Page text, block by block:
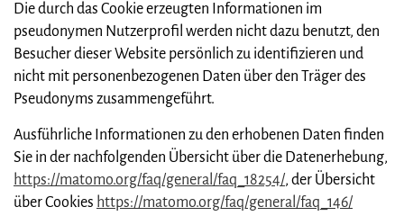
Die durch das Cookie erzeugten Informationen im
pseudonymen Nutzerprofil werden nicht dazu benutzt, den
Besucher dieser Website persönlich zu identifizieren und
nicht mit personenbezogenen Daten über den Träger des
Pseudonyms zusammengeführt.
Ausführliche Informationen zu den erhobenen Daten finden
Sie in der nachfolgenden Übersicht über die Datenerhebung,
https://matomo.org/faq/general/faq_18254/, der Übersicht
über Cookies https://matomo.org/faq/general/faq_146/